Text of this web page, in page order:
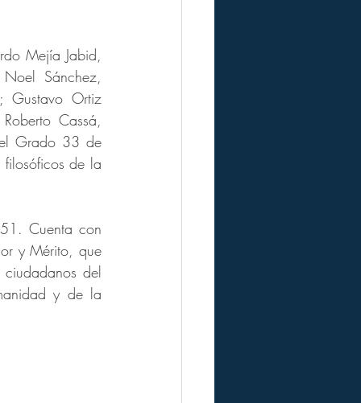
Mejía Jabid,
Sánchez,
Gustavo Ortiz
Cassá,
Grado 33 de
filosóficos de la
Cuenta con
y Mérito, que
del
y de la